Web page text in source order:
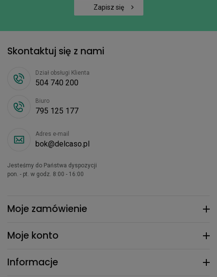
Zapisz się
Moje zamówienie
Moje konto
Informacje
Skontaktuj się z nami
Dział obsługi Klienta
504 740 200
Biuro
795 125 177
Adres e-mail
bok@delcaso.pl
Jesteśmy do Państwa dyspozycji
pon. - pt. w godz. 8:00 - 16:00